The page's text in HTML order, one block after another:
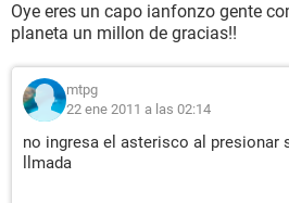
Oye eres un capo ianfonzo gente
planeta un millon de gracias!!
mtpg
22 ene 2011 a las 02:14
no ingresa el asterisco al presionar
llmada